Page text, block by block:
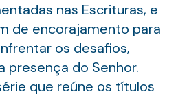
nas Escrituras, e
de encorajamento para
os desafios,
presença do Senhor.
que reúne os títulos